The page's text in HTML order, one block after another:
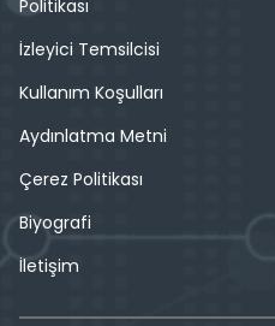
Politikası
İzleyici Temsilcisi
Kullanım Koşulları
Aydınlatma Metni
Çerez Politikası
Biyografi
İletişim